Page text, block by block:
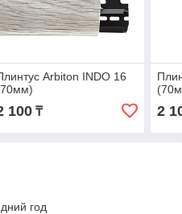
Arbiton INDO 16
100₸ 2
год